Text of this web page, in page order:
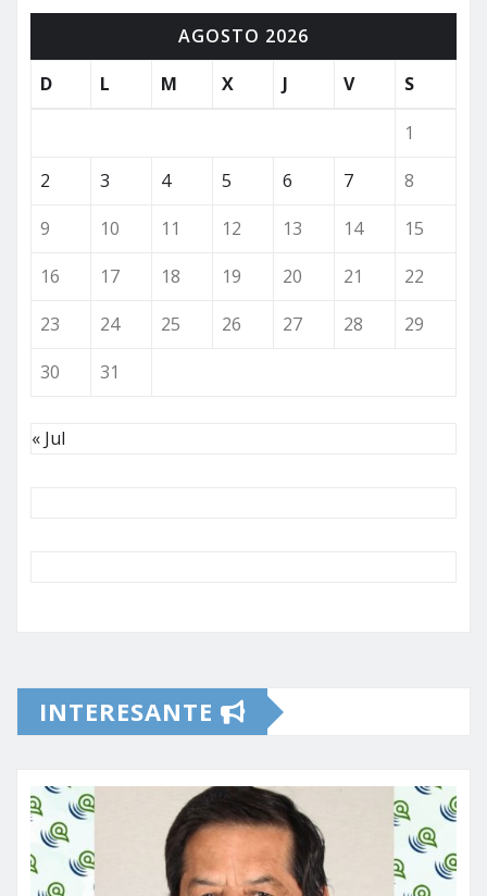
AGOSTO 2026
D
L M X J V S
1
2
3 4 5 6 7
8
9
10 11 12 13 14
15
16
17 18 19 20 21
22
23
24 25 26 27 28
29
30
31
« Jul
INTERESANTE